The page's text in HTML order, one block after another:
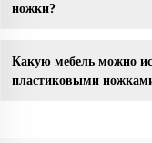
ножки?
Какую мебель можно
пластиковыми